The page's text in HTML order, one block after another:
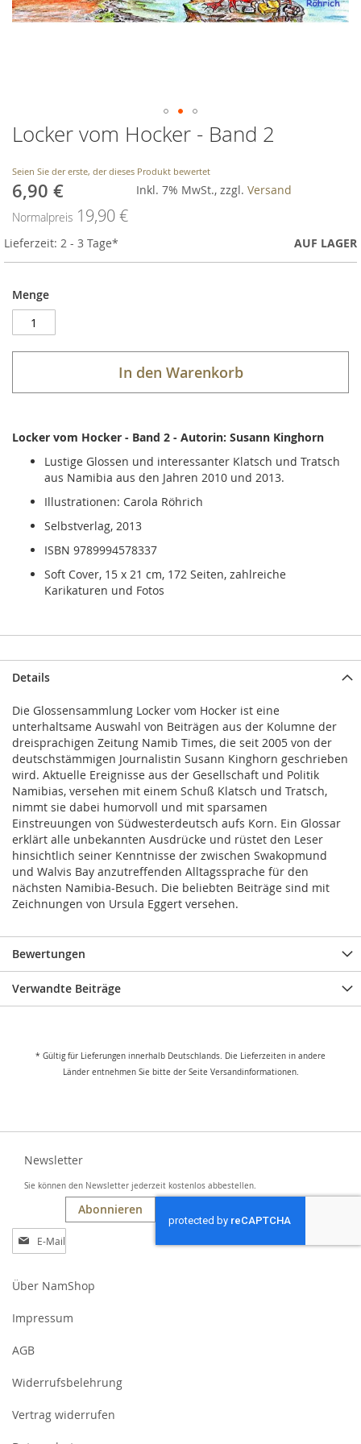
Skip
to
beginning
of
the
images
gallery
Locker vom Hocker - Band 2
Seien Sie der erste, der dieses Produkt bewertet
Sonderangebot
6,90 €
Normalpreis 19,90 €
Inkl. 7% MwSt., zzgl. Versand
AUF LAGER
Lieferzeit: 2 - 3 Tage*
Menge
In den Warenkorb
Locker vom Hocker - Band 2 - Autorin: Susann Kinghorn
Lustige Glossen und interessanter Klatsch und Tratsch
aus Namibia aus den Jahren 2010 und 2013.
Illustrationen: Carola Röhrich
Selbstverlag, 2013
ISBN 9789994578337
Soft Cover, 15 x 21 cm, 172 Seiten, zahlreiche
Karikaturen und Fotos
Details
Die Glossensammlung Locker vom Hocker ist eine
unterhaltsame Auswahl von Beiträgen aus der Kolumne der
dreisprachigen Zeitung Namib Times, die seit 2005 von der
deutschstämmigen Journalistin Susann Kinghorn geschrieben
wird. Aktuelle Ereignisse aus der Gesellschaft und Politik
Namibias, versehen mit einem Schuß Klatsch und Tratsch,
nimmt sie dabei humorvoll und mit sparsamen
Einstreuungen von Südwesterdeutsch aufs Korn. Ein Glossar
erklärt alle unbekannten Ausdrücke und rüstet den Leser
hinsichtlich seiner Kenntnisse der zwischen Swakopmund
und Walvis Bay anzutreffenden Alltagssprache für den
nächsten Namibia-Besuch. Die beliebten Beiträge sind mit
Zeichnungen von Ursula Eggert versehen.
Bewertungen
Verwandte Beiträge
* Gültig für Lieferungen innerhalb Deutschlands. Die Lieferzeiten in andere
Länder entnehmen Sie bitte der Seite Versandinformationen.
Newsletter
Sie können den Newsletter jederzeit kostenlos abbestellen.
Anmeldung
zum
Abonnieren
Über NamShop
Impressum
AGB
Widerrufsbelehrung
Vertrag widerrufen